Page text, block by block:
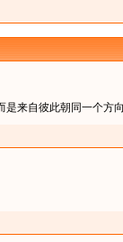
是来自彼此朝同一个